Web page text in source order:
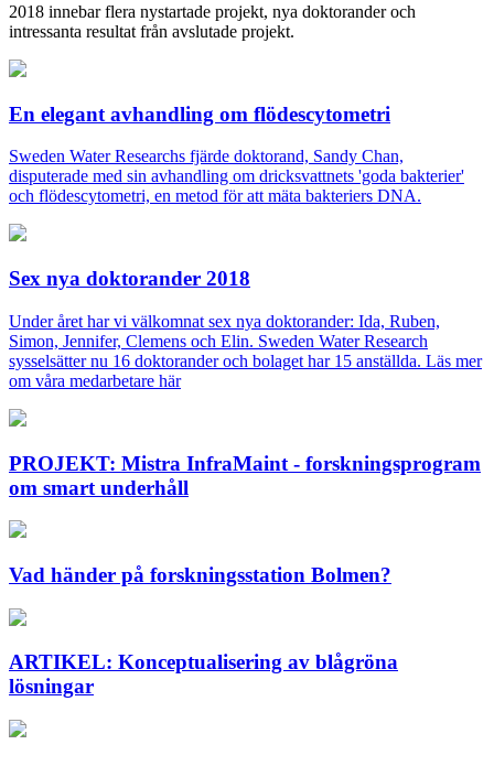
2018 innebar flera nystartade projekt, nya doktorander och
intressanta resultat från avslutade projekt.
En elegant avhandling om flödescytometri
Sweden Water Researchs fjärde doktorand, Sandy Chan,
disputerade med sin avhandling om dricksvattnets 'goda bakterier'
och flödescytometri, en metod för att mäta bakteriers DNA.
Sex nya doktorander 2018
Under året har vi välkomnat sex nya doktorander: Ida, Ruben,
Simon, Jennifer, Clemens och Elin. Sweden Water Research
sysselsätter nu 16 doktorander och bolaget har 15 anställda. Läs mer
om våra medarbetare här
PROJEKT: Mistra InfraMaint - forskningsprogram
om smart underhåll
Vad händer på forskningsstation Bolmen?
ARTIKEL: Konceptualisering av blågröna
lösningar